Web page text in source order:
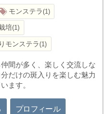
モンステラ 1
培 1
モンステラ 1
間が多く、楽しく交流しな
だけの斑入りを楽しむ魅力
ます。
プロフィール